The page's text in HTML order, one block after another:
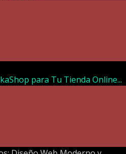
para Tu Tienda Online...